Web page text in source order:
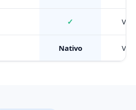
✓
Nativo